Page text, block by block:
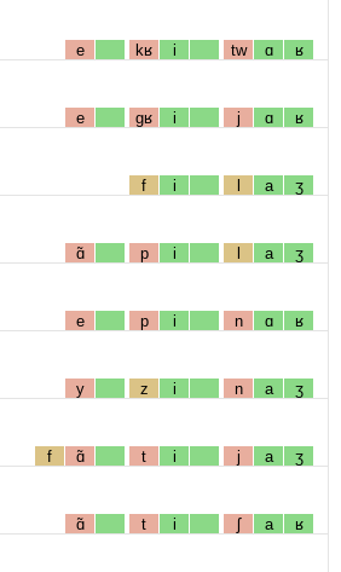
e kʁ i tw ɑ ʁ
e gʁ i j ɑ ʁ
f i l a ʒ
ɑ̃ p i l a ʒ
e p i n ɑ ʁ
y z i n a ʒ
f ɑ̃ t i j a ʒ
ɑ̃ t i ʃ a ʁ